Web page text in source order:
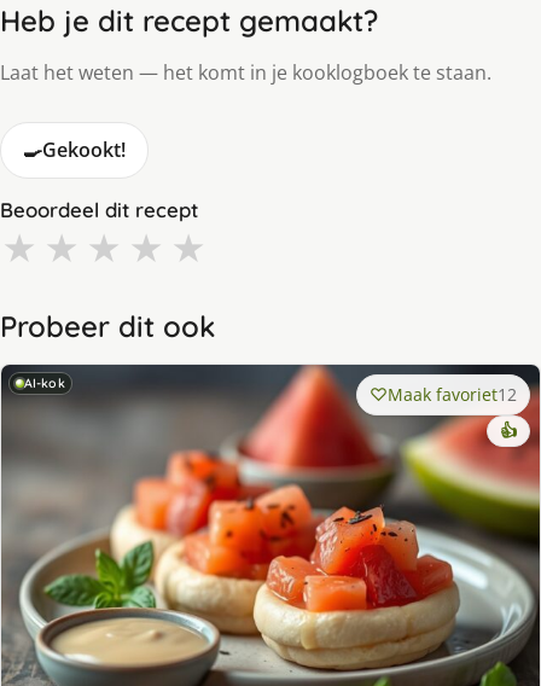
Heb je dit recept gemaakt?
Laat het weten — het komt in je kooklogboek te staan.
🍳Gekookt!
Beoordeel dit recept
★ ★ ★ ★ ★
Probeer dit ook
AI-kok Maak favoriet12
👍